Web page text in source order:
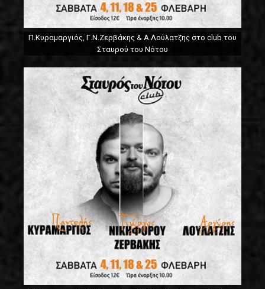
Π.Κυραμαργιός, Γ.Ν.Ζερβάκης & Α.Λούλατζης στο club του
Σταυρού του Νότου